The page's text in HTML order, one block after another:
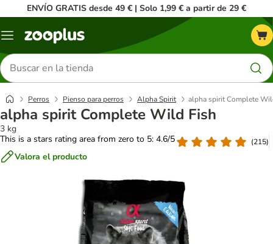
ENVÍO GRATIS desde 49 € | Solo 1,99 € a partir de 29 €
Menú
Buscar
productos
Perros Pienso para perros Alpha Spirit alpha spirit Complete
alpha spirit Complete Wild Fish
3 kg
This is a stars rating area from zero to 5: 4.6/5
(215)
Valora el producto